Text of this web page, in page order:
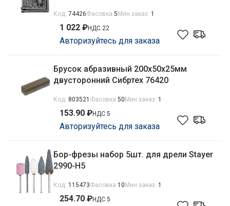
Код: 74426Фасовка 5Мин заказ: 1
1 022 ₽НДС 22
Авторизуйтесь для заказа
Брусок абразивный 200х50х25мм
двусторонний Сибртех 76420
Код: 803521 Фасовка 50Мин заказ: 1
153.90 ₽НДС 5
Авторизуйтесь для заказа
Бор-фрезы набор 5шт. для дрели Stayer
2990-H5
Код: 115473Фасовка 10Мин заказ: 1
254.70 ₽НДС 5